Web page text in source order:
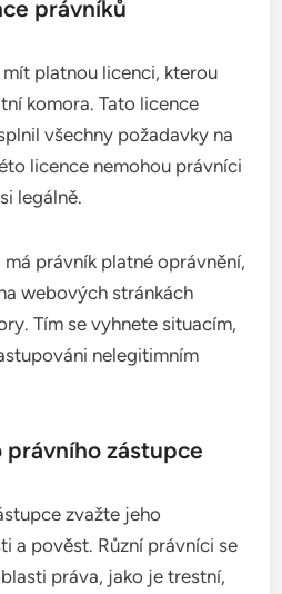
právníků
platnou licenci, kterou
komora. Tato licence
všechny požadavky na
licence nemohou právníci
legálně.
právník platné oprávnění,
webových stránkách
Tím se vyhnete situacím,
nelegitimním
zástupce
zvažte jeho
a pověst. Různí právníci se
práva, jako je trestní,